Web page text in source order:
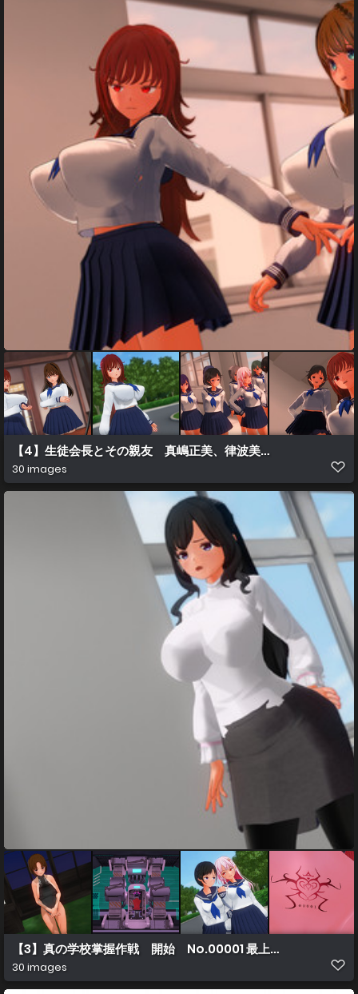
【4】生徒会長とその親友 真嶋正美、律波美琴、中条龍華
30 images
【3】真の学校掌握作戦 開始 No.00001 最上涼子
30 images